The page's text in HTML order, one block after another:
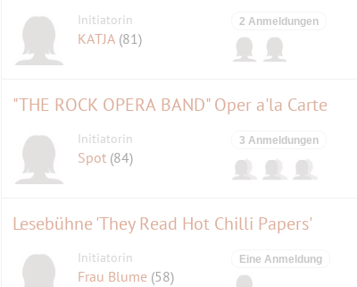
Initiatorin
KATJA (81)
2 Anmeldungen
"THE ROCK OPERA BAND" Oper a'la Carte
Initiatorin
Spot (84)
3 Anmeldungen
Lesebühne 'They Read Hot Chilli Papers'
Initiatorin
Frau Blume (58)
Eine Anmeldung